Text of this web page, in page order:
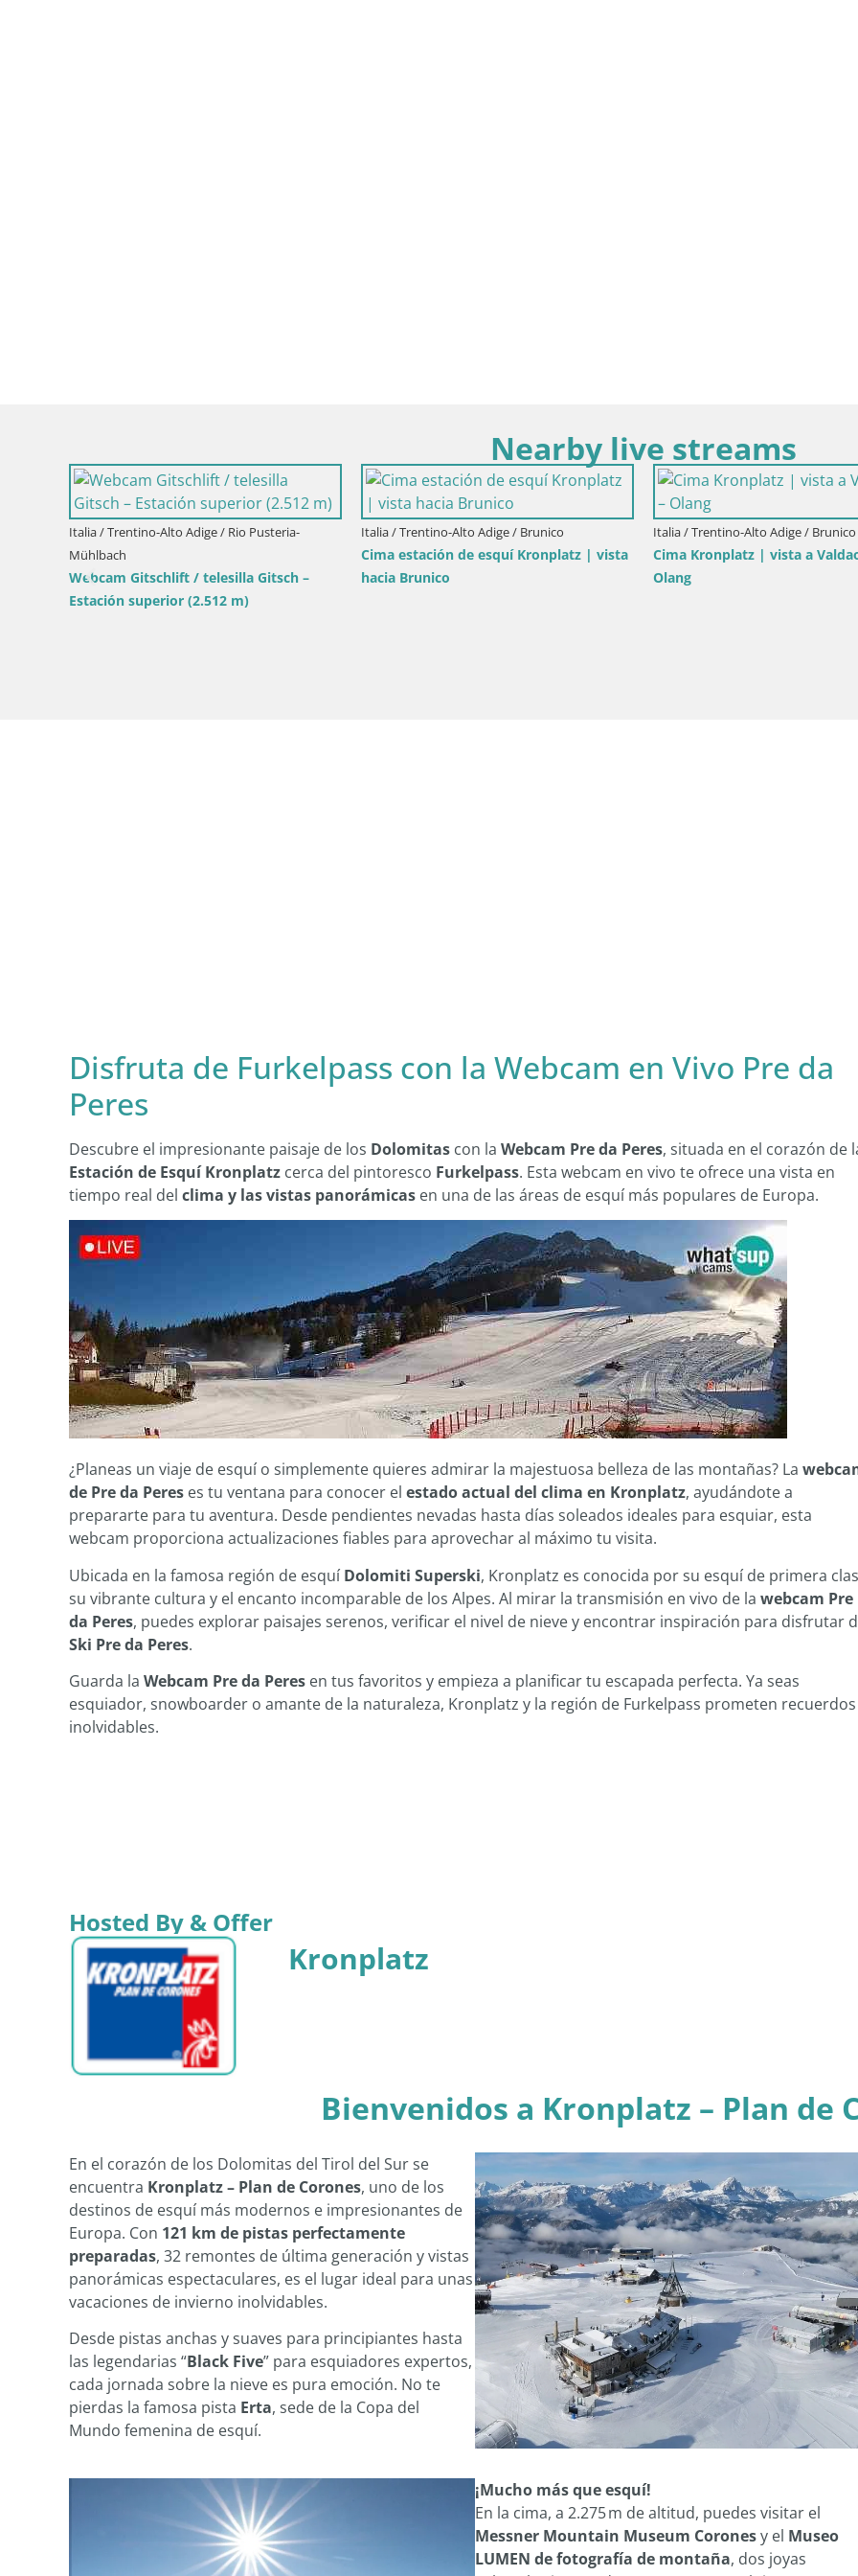
Nearby live streams
Italia / Trentino-Alto Adige / Rio Pusteria-
Mühlbach
Webcam Gitschlift / telesilla Gitsch –
Estación superior (2.512 m)
Italia / Trentino-Alto Adige / Brunico
Cima estación de esquí Kronplatz | vista
hacia Brunico
Italia / Trentino-Alto Adige / Brunico
Cima Kronplatz | vista a
Olang
Disfruta de Furkelpass con la Webcam en Vivo Pre da
Peres
Descubre el impresionante paisaje de los Dolomitas con la Webcam Pre da Peres, situada en el corazón de
Estación de Esquí Kronplatz cerca del pintoresco Furkelpass. Esta webcam en vivo te ofrece una vista en
tiempo real del clima y las vistas panorámicas en una de las áreas de esquí más populares de Europa.
¿Planeas un viaje de esquí o simplemente quieres admirar la majestuosa belleza de las montañas? La
de Pre da Peres es tu ventana para conocer el estado actual del clima en Kronplatz, ayudándote a
prepararte para tu aventura. Desde pendientes nevadas hasta días soleados ideales para esquiar, esta
webcam proporciona actualizaciones fiables para aprovechar al máximo tu visita.
Ubicada en la famosa región de esquí Dolomiti Superski, Kronplatz es conocida por su esquí de primera
su vibrante cultura y el encanto incomparable de los Alpes. Al mirar la transmisión en vivo de la webcam Pre
da Peres, puedes explorar paisajes serenos, verificar el nivel de nieve y encontrar inspiración para disfrutar
Ski Pre da Peres.
Guarda la Webcam Pre da Peres en tus favoritos y empieza a planificar tu escapada perfecta. Ya seas
esquiador, snowboarder o amante de la naturaleza, Kronplatz y la región de Furkelpass prometen recuerdos
inolvidables.
Hosted By & Offer
Kronplatz
Bienvenidos a Kronplatz – Plan de
En el corazón de los Dolomitas del Tirol del Sur se
encuentra Kronplatz – Plan de Corones, uno de los
destinos de esquí más modernos e impresionantes de
Europa. Con 121 km de pistas perfectamente
preparadas, 32 remontes de última generación y vistas
panorámicas espectaculares, es el lugar ideal para unas
vacaciones de invierno inolvidables.
Desde pistas anchas y suaves para principiantes hasta
las legendarias “Black Five” para esquiadores expertos,
cada jornada sobre la nieve es pura emoción. No te
pierdas la famosa pista Erta, sede de la Copa del
Mundo femenina de esquí.
¡Mucho más que esquí!
En la cima, a 2.275 m de altitud, puedes visitar el
Messner Mountain Museum Coronesy el Museo
LUMEN de fotografía de montaña, dos joyas